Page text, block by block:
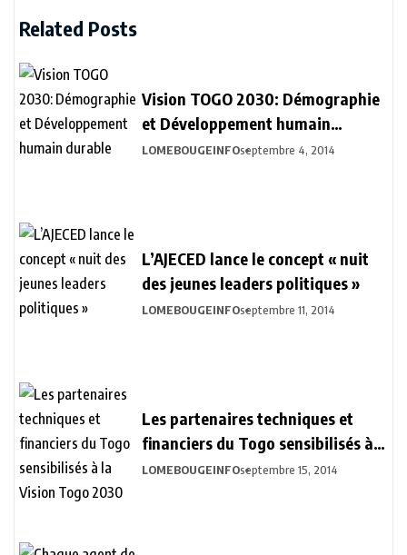
Related Posts
Vision TOGO 2030: Démographie
et Développement humain
durable
LOMEBOUGEINFOseptembre 4, 2014
L’AJECED lance le concept « nuit
des jeunes leaders politiques »
LOMEBOUGEINFOseptembre 11, 2014
Les partenaires techniques et
financiers du Togo sensibilisés à
la Vision Togo 2030
LOMEBOUGEINFOseptembre 15, 2014